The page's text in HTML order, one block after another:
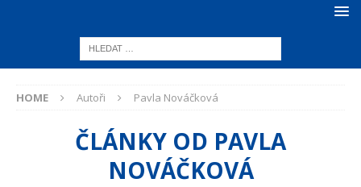
HOME Autoři Pavla Nováčková
ČLÁNKY OD PAVLA
NOVÁČKOVÁ